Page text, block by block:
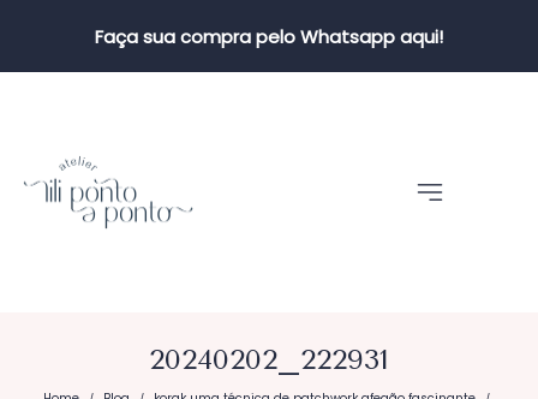
Faça sua compra pelo Whatsapp aqui!
20240202_222931